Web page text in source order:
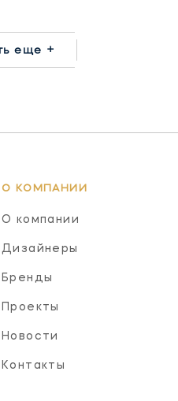
еще +
О КОМПАНИИ
О компании
Дизайнеры
Бренды
Проекты
Новости
Контакты